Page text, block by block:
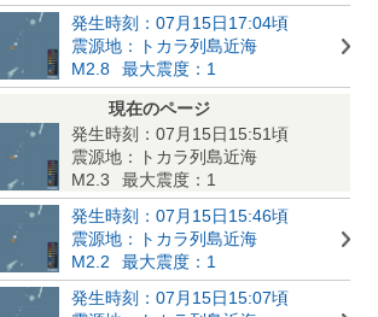
発生時刻：07月15日17:04頃
震源地：トカラ列島近海
M2.8
最大震度：1
現在のページ
発生時刻：07月15日15:51頃
震源地：トカラ列島近海
M2.3
最大震度：1
発生時刻：07月15日15:46頃
震源地：トカラ列島近海
M2.2
最大震度：1
発生時刻：07月15日15:07頃